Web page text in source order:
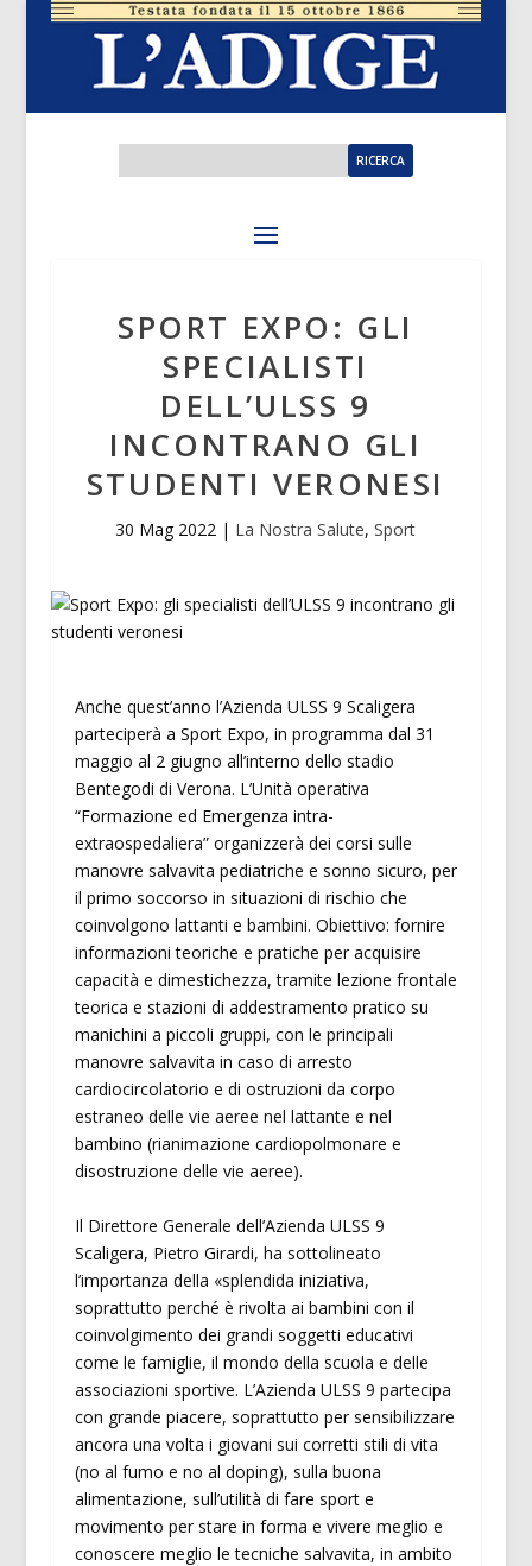
SPORT EXPO: GLI
SPECIALISTI
DELL’ULSS 9
INCONTRANO GLI
STUDENTI VERONESI
30 Mag 2022 | La Nostra Salute,Sport
Anche quest’anno l’Azienda ULSS 9 Scaligera
parteciperà a Sport Expo, in programma dal 31
maggio al 2 giugno all’interno dello stadio
Bentegodi di Verona. L’Unità operativa
“Formazione ed Emergenza intra-
extraospedaliera” organizzerà dei corsi sulle
manovre salvavita pediatriche e sonno sicuro, per
il primo soccorso in situazioni di rischio che
coinvolgono lattanti e bambini. Obiettivo: fornire
informazioni teoriche e pratiche per acquisire
capacità e dimestichezza, tramite lezione frontale
teorica e stazioni di addestramento pratico su
manichini a piccoli gruppi, con le principali
manovre salvavita in caso di arresto
cardiocircolatorio e di ostruzioni da corpo
estraneo delle vie aeree nel lattante e nel
bambino (rianimazione cardiopolmonare e
disostruzione delle vie aeree).
Il Direttore Generale dell’Azienda ULSS 9
Scaligera, Pietro Girardi, ha sottolineato
l’importanza della «splendida iniziativa,
soprattutto perché è rivolta ai bambini con il
coinvolgimento dei grandi soggetti educativi
come le famiglie, il mondo della scuola e delle
associazioni sportive. L’Azienda ULSS 9 partecipa
con grande piacere, soprattutto per sensibilizzare
ancora una volta i giovani sui corretti stili di vita
(no al fumo e no al doping), sulla buona
alimentazione, sull’utilità di fare sport e
movimento per stare in forma e vivere meglio e
conoscere meglio le tecniche salvavita, in ambito